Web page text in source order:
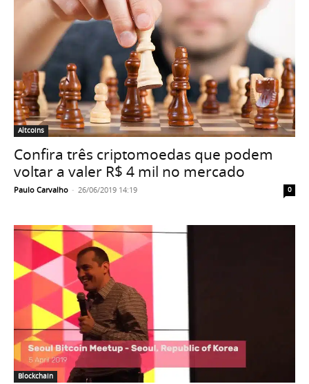
Altcoins
Confira três criptomoedas que podem
voltar a valer R$ 4 mil no mercado
Paulo Carvalho - 26/06/2019 14:19 0
Blockchain